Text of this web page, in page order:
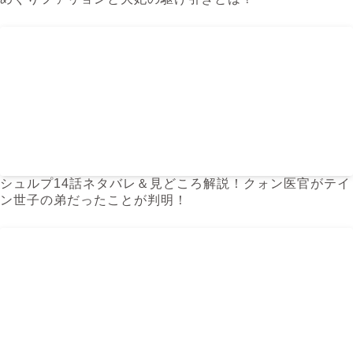
シュルプ14話ネタバレ＆見どころ解説！クォン医官がテイ
ン世子の弟だったことが判明！